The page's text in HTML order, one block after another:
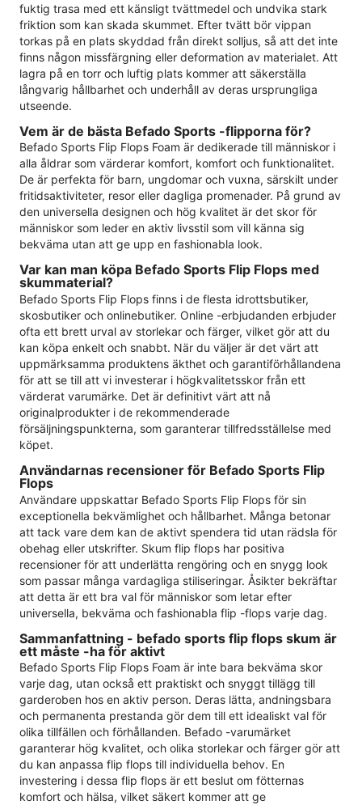
fuktig trasa med ett känsligt tvättmedel och undvika stark
friktion som kan skada skummet. Efter tvätt bör vippan
torkas på en plats skyddad från direkt solljus, så att det inte
finns någon missfärgning eller deformation av materialet. Att
lagra på en torr och luftig plats kommer att säkerställa
långvarig hållbarhet och underhåll av deras ursprungliga
utseende.
Vem är de bästa Befado Sports -flipporna för?
Befado Sports Flip Flops Foam är dedikerade till människor i
alla åldrar som värderar komfort, komfort och funktionalitet.
De är perfekta för barn, ungdomar och vuxna, särskilt under
fritidsaktiviteter, resor eller dagliga promenader. På grund av
den universella designen och hög kvalitet är det skor för
människor som leder en aktiv livsstil som vill känna sig
bekväma utan att ge upp en fashionabla look.
Var kan man köpa Befado Sports Flip Flops med
skummaterial?
Befado Sports Flip Flops finns i de flesta idrottsbutiker,
skosbutiker och onlinebutiker. Online -erbjudanden erbjuder
ofta ett brett urval av storlekar och färger, vilket gör att du
kan köpa enkelt och snabbt. När du väljer är det värt att
uppmärksamma produktens äkthet och garantiförhållandena
för att se till att vi investerar i högkvalitetsskor från ett
värderat varumärke. Det är definitivt värt att nå
originalprodukter i de rekommenderade
försäljningspunkterna, som garanterar tillfredsställelse med
köpet.
Användarnas recensioner för Befado Sports Flip
Flops
Användare uppskattar Befado Sports Flip Flops för sin
exceptionella bekvämlighet och hållbarhet. Många betonar
att tack vare dem kan de aktivt spendera tid utan rädsla för
obehag eller utskrifter. Skum flip flops har positiva
recensioner för att underlätta rengöring och en snygg look
som passar många vardagliga stiliseringar. Åsikter bekräftar
att detta är ett bra val för människor som letar efter
universella, bekväma och fashionabla flip -flops varje dag.
Sammanfattning - befado sports flip flops skum är
ett måste -ha för aktivt
Befado Sports Flip Flops Foam är inte bara bekväma skor
varje dag, utan också ett praktiskt och snyggt tillägg till
garderoben hos en aktiv person. Deras lätta, andningsbara
och permanenta prestanda gör dem till ett idealiskt val för
olika tillfällen och förhållanden. Befado -varumärket
garanterar hög kvalitet, och olika storlekar och färger gör att
du kan anpassa flip flops till individuella behov. En
investering i dessa flip flops är ett beslut om fötternas
komfort och hälsa, vilket säkert kommer att ge